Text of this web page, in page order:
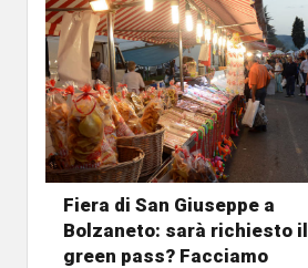
Fiera di San Giuseppe a
Bolzaneto: sarà richiesto il
green pass? Facciamo